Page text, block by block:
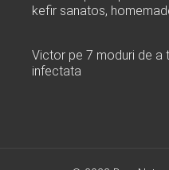
kefir sanatos,
Victor pe 7 moduri de a
infectata